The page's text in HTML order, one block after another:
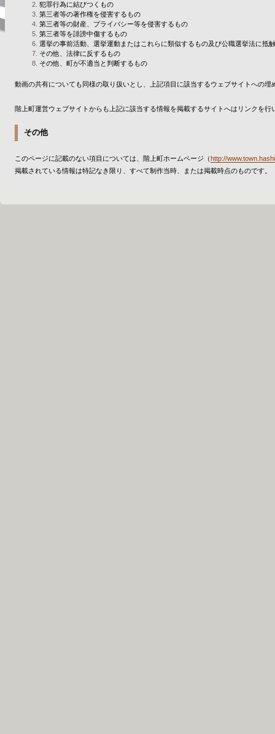
犯罪行為に結びつくもの
第三者等の著作権を侵害するもの
第三者等の財産、プライバシー等を侵害するもの
第三者等を誹謗中傷するもの
選挙の事前活動、選挙運動またはこれらに類似するもの及び公職選挙法に抵
その他、法律に反するもの
その他、町が不適当と判断するもの
動画の共有についても同様の取り扱いとし、上記項目に該当するウェブサイトへの
階上町運営ウェブサイトからも上記に該当する情報を掲載するサイトへはリンクを行
その他
このページに記載のない項目については、階上町ホームページ（http://
掲載されている情報は特記なき限り、すべて制作当時、または掲載時点のものです。